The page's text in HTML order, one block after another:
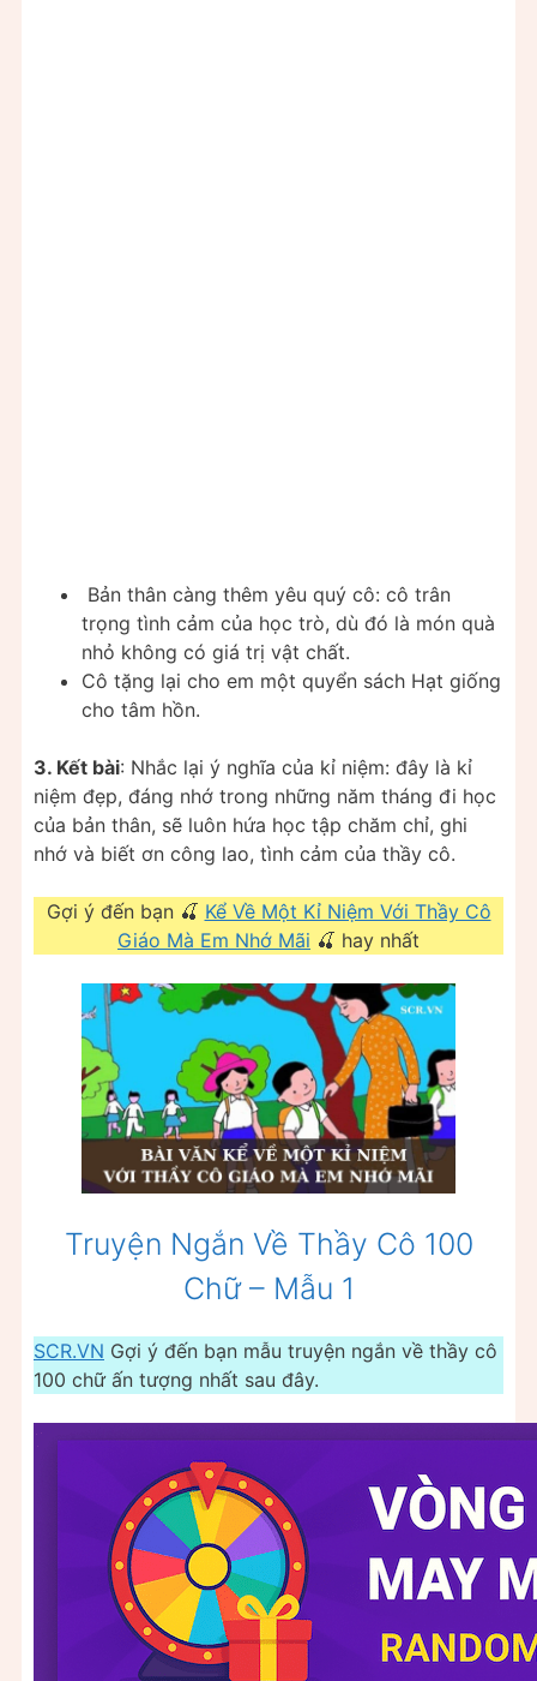
Bản thân càng thêm yêu quý cô: cô trân
trọng tình cảm của học trò, dù đó là món quà
nhỏ không có giá trị vật chất.
Cô tặng lại cho em một quyển sách Hạt giống
cho tâm hồn.
3. Kết bài: Nhắc lại ý nghĩa của kỉ niệm: đây là kỉ
niệm đẹp, đáng nhớ trong những năm tháng đi học
của bản thân, sẽ luôn hứa học tập chăm chỉ, ghi
nhớ và biết ơn công lao, tình cảm của thầy cô.
Gợi ý đến bạn 🍒 Kể Về Một Kỉ Niệm Với Thầy Cô
Giáo Mà Em Nhớ Mãi 🍒 hay nhất
Truyện Ngắn Về Thầy Cô 100
Chữ – Mẫu 1
SCR.VN Gợi ý đến bạn mẫu truyện ngắn về thầy cô
100 chữ ấn tượng nhất sau đây.